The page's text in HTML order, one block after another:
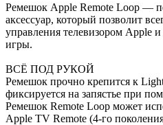
Ремешок Apple Remote Loop —
аксессуар, который позволит
управления телевизором Apple
игры.
ВСЁ ПОД РУКОЙ
Ремешок прочно крепится к
фиксируется на запястье при
Ремешок Remote Loop может
Apple TV Remote (4-го